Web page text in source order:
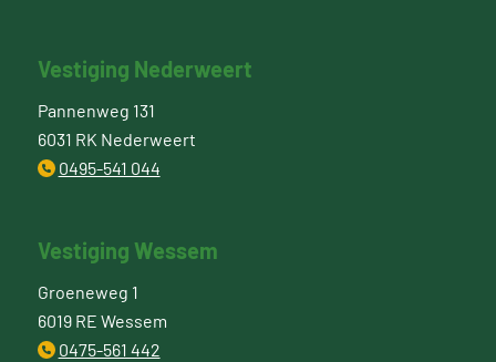
Vestiging Nederweert
Pannenweg 131
6031 RK Nederweert
0495-541 044
Vestiging Wessem
Groeneweg 1
6019 RE Wessem
0475-561 442